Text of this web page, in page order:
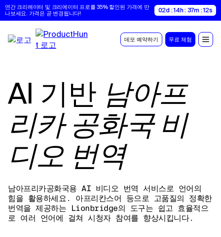
연간 크리에이터 및 크리에이터 프로를 35% 할인된 가격에 만
나보세요. 가격은 곧 변경됩니다!
02d : 14h : 37m : 11s
데모 예약하기 무료 체험
AI 기반 남아프
리카 공화국 비
디오 번역
남아프리카공화국용 AI 비디오 번역 서비스로 언어의
힘을 활용하세요. 아프리칸스어 등으로 고품질의 정확한
번역을 제공하는 Lionbridge의 도구는 쉽고 효율적으
로 여러 언어에 걸쳐 시청자 참여를 향상시킵니다.